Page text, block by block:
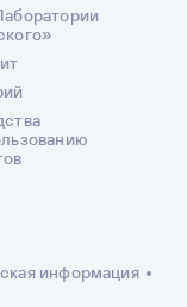
информация